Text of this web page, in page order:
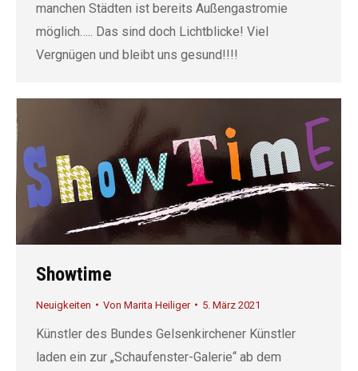
manchen Städten ist bereits Außengastromie
möglich….. Das sind doch Lichtblicke! Viel
Vergnügen und bleibt uns gesund!!!!
Showtime
Neuigkeiten Von Marita Heiliger 5. März 2021
Künstler des Bundes Gelsenkirchener Künstler
laden ein zur „Schaufenster-Galerie“ ab dem